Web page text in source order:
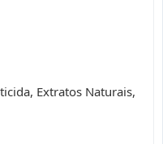
Extratos Naturais,